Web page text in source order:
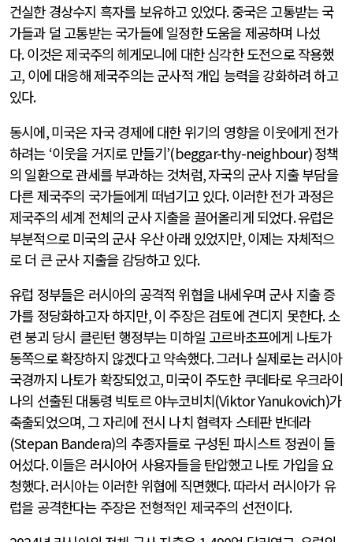
건실한 경상수지 흑자를 보유하고 있었다.중국은 고통받는 국
가들과 덜 고통받는 국가들에 일정한 도움을 제공하며 나섰
다.이것은 제국주의 헤게모니에 대한 심각한 도전으로 작용했
고, 이에 대응해 제국주의는 군사적 개입 능력을 강화하려 하고
있다.
동시에,미국은 자국 경제에 대한 위기의 영향을 이웃에게 전가
하려는 ‘이웃을 거지로 만들기’(beggar-thy-neighbour)정책
의 일환으로 관세를 부과하는 것처럼,자국의 군사 지출 부담을
다른 제국주의 국가들에게 떠넘기고 있다.이러한 전가 과정은
제국주의 세계 전체의 군사 지출을 끌어올리게 되었다.유럽은
부분적으로 미국의 군사 우산 아래 있었지만,이제는 자체적으
로 더 큰 군사 지출을 감당하고 있다.
유럽 정부들은 러시아의 공격적 위협을 내세우며 군사 지출 증
가를 정당화하고자 하지만,이 주장은 검토에 견디지 못한다.소
련 붕괴 당시 클린턴 행정부는 미하일 고르바초프에게 나토가
동쪽으로 확장하지 않겠다고 약속했다.그러나 실제로는 러시아
국경까지 나토가 확장되었고,미국이 주도한 쿠데타로 우크라이
나의 선출된 대통령 빅토르 야누코비치(Viktor Yanukovich)가
축출되었으며,그 자리에 전시 나치 협력자 스테판 반데라
(Stepan Bandera)의 추종자들로 구성된 파시스트 정권이 들
어섰다.이들은 러시아어 사용자들을 탄압했고 나토 가입을 요
청했다.러시아는 이러한 위협에 직면했다.따라서 러시아가 유
럽을 공격한다는 주장은 전형적인 제국주의 선전이다.